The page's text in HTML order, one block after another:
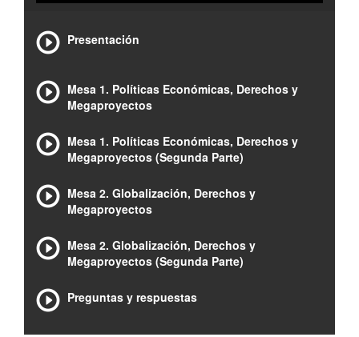
Presentación
Mesa 1. Políticas Económicas, Derechos y
Megaproyectos
Mesa 1. Políticas Económicas, Derechos y
Megaproyectos (Segunda Parte)
Mesa 2. Globalización, Derechos y
Megaproyectos
Mesa 2. Globalización, Derechos y
Megaproyectos (Segunda Parte)
Preguntas y respuestas